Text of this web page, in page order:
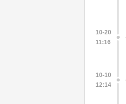
10-20
11:16
10-10
12:14